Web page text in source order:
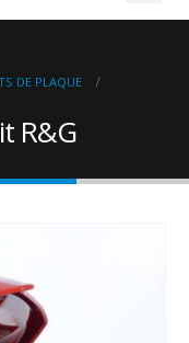
DE PLAQUE
R&G